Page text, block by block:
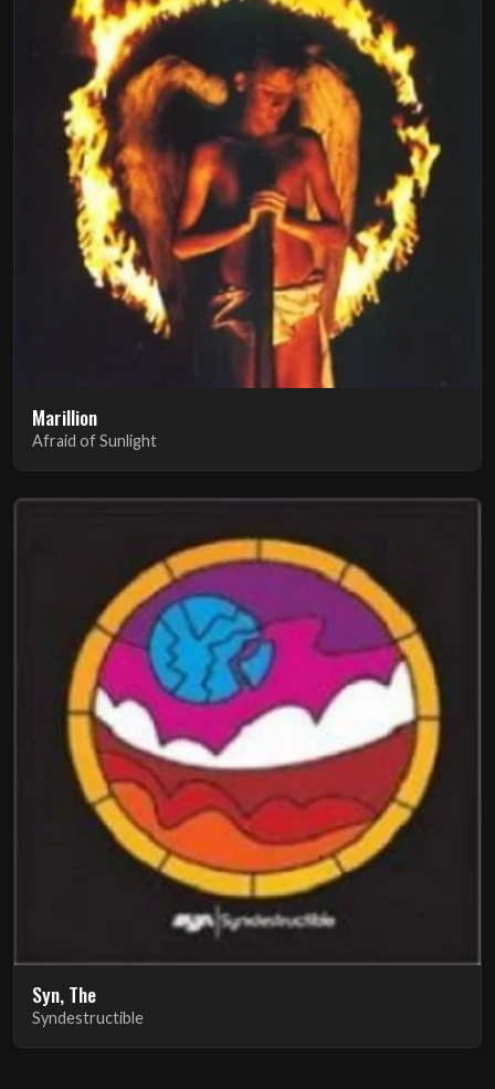
Marillion
Afraid of Sunlight
Syn, The
Syndestructible